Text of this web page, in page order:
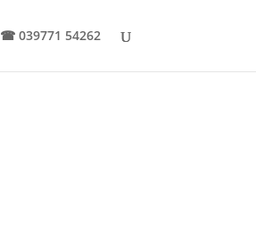
☎039771 54262